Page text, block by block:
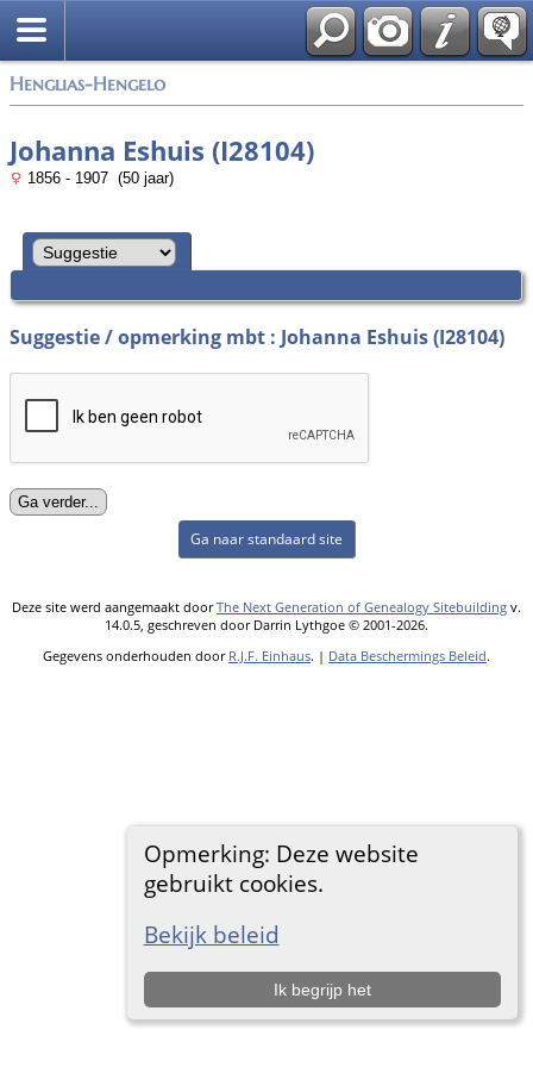
Henglias-Hengelo
Opmerking: Deze website
gebruikt cookies.
Bekijk beleid
Ik begrijp het
Johanna Eshuis (I28104)
1856 - 1907 (50 jaar)
Suggestie / opmerking mbt : Johanna Eshuis (I28104)
Ga naar standaard site
Deze site werd aangemaakt doorThe Next Generation of Genealogy Sitebuilding v.
14.0.5, geschreven door Darrin Lythgoe © 2001-2026.
Gegevens onderhouden door R.J.F. Einhaus. | Data Beschermings Beleid.